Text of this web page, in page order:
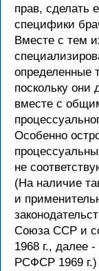
прав, сделать
специфики
Вместе с тем
определенные
поскольку они
вместе с
Особенно
не
(На наличие
и
Союза ССР и
1968 г., далее
РСФСР 1969 г.)